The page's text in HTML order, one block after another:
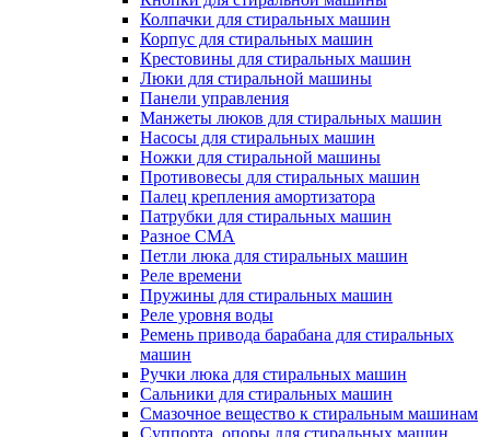
Колпачки для стиральных машин
Корпус для стиральных машин
Крестовины для стиральных машин
Люки для стиральной машины
Панели управления
Манжеты люков для стиральных машин
Насосы для стиральных машин
Ножки для стиральной машины
Противовесы для стиральных машин
Палец крепления амортизатора
Патрубки для стиральных машин
Разное СМА
Петли люка для стиральных машин
Реле времени
Пружины для стиральных машин
Реле уровня воды
Ремень привода барабана для стиральных
машин
Ручки люка для стиральных машин
Сальники для стиральных машин
Смазочное вещество к стиральным машинам
Суппорта, опоры для стиральных машин